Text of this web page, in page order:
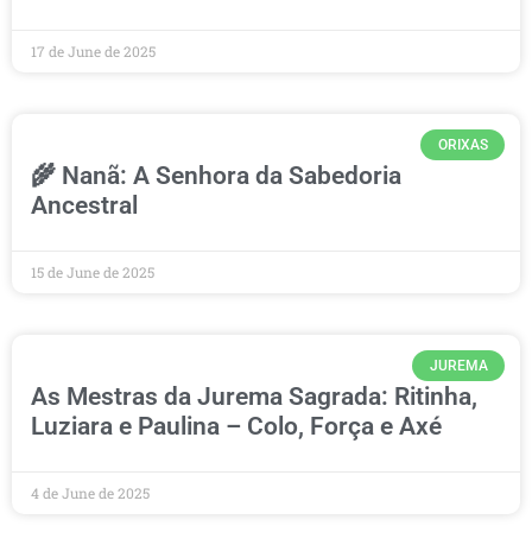
17 de June de 2025
ORIXAS
🌾 Nanã: A Senhora da Sabedoria
Ancestral
15 de June de 2025
JUREMA
As Mestras da Jurema Sagrada: Ritinha,
Luziara e Paulina – Colo, Força e Axé
4 de June de 2025